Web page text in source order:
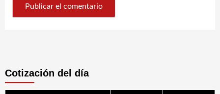
Cotización del día